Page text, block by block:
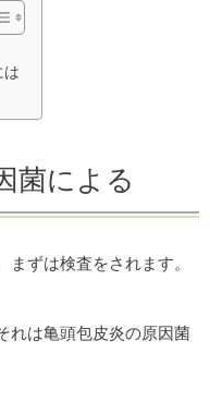
は
菌による
ずは検査をされます。
れは亀頭包皮炎の原因菌